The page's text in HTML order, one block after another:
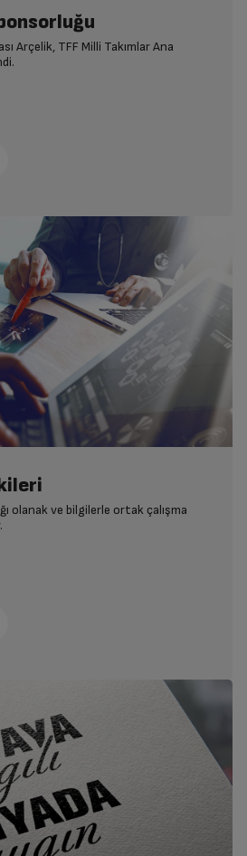
Arçelik, TFF Milli Takımlar Ana
olanak ve bilgilerle ortak çalışma